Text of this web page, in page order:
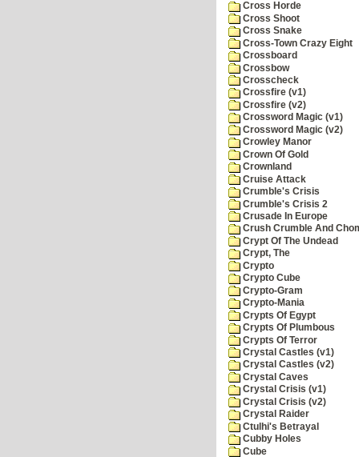
Cross Horde
Cross Shoot
Cross Snake
Cross-Town Crazy Eight
Crossboard
Crossbow
Crosscheck
Crossfire (v1)
Crossfire (v2)
Crossword Magic (v1)
Crossword Magic (v2)
Crowley Manor
Crown Of Gold
Crownland
Cruise Attack
Crumble's Crisis
Crumble's Crisis 2
Crusade In Europe
Crush Crumble And
Crypt Of The Undead
Crypt, The
Crypto
Crypto Cube
Crypto-Gram
Crypto-Mania
Crypts Of Egypt
Crypts Of Plumbous
Crypts Of Terror
Crystal Castles (v1)
Crystal Castles (v2)
Crystal Caves
Crystal Crisis (v1)
Crystal Crisis (v2)
Crystal Raider
Ctulhi's Betrayal
Cubby Holes
Cube